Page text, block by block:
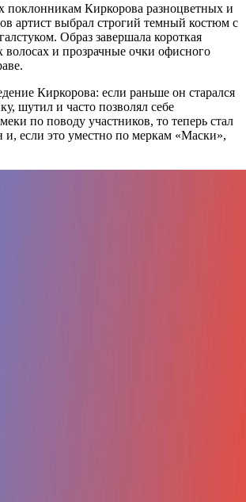
Киркорова разноцветных и
артист выбрал строгий темный костюм с
Образ завершала короткая
и прозрачные очки офисного
Киркорова: если раньше он старался
шутил и часто позволял себе
по поводу участников, то теперь стал
и, если это уместно по меркам «Маски»,